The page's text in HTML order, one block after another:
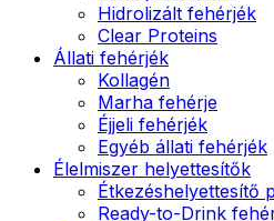
Hidrolizált fehérjék
Clear Proteins
Állati fehérjék
Kollagén
Marha fehérje
Éjjeli fehérjék
Egyéb állati fehérjék
Élelmiszer helyettesítők
Étkezéshelyettesítő
Ready-to-Drink